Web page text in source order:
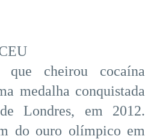
que cheirou cocaína
medalha conquistada
Londres, em 2012.
do ouro olímpico em